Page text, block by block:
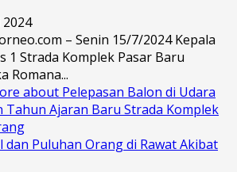
2024
– Senin 15/7/2024 Kepala
1 Strada Komplek Pasar Baru
Romana...
about Pelepasan Balon di Udara
Tahun Ajaran Baru Strada Komplek
Puluhan Orang di Rawat Akibat